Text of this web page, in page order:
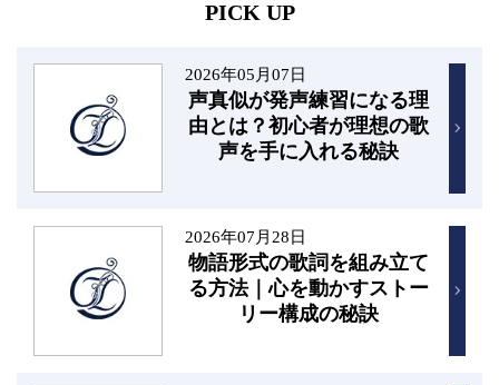
PICK UP
2026年05月07日
声真似が発声練習になる理
由とは？初心者が理想の歌
声を手に入れる秘訣
2026年07月28日
物語形式の歌詞を組み立て
る方法｜心を動かすストー
リー構成の秘訣